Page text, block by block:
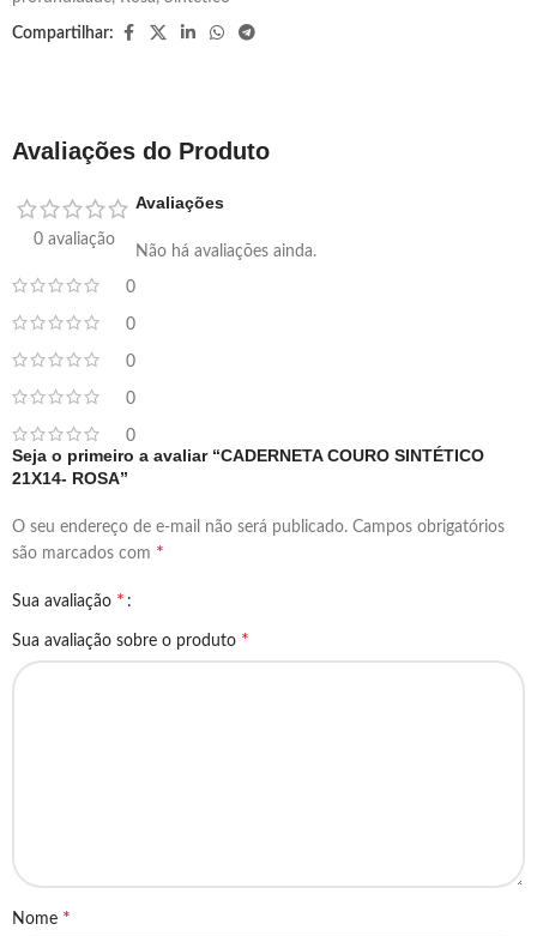
Compartilhar:
Avaliações do Produto
0 avaliação
0
0
0
0
0
Avaliações
Não há avaliações ainda.
Seja o primeiro a avaliar “CADERNETA COURO SINTÉTICO
21X14- ROSA”
O seu endereço de e-mail não será publicado. Campos obrigatórios
são marcados com *
Sua avaliação *
Sua avaliação sobre o produto *
Nome *